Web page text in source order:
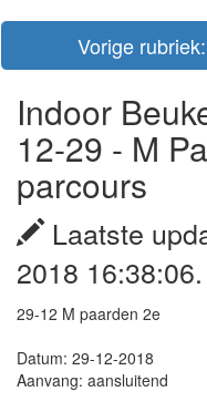
Vorige
Indoor
12-29 - M
parcours
Laatste
2018 16:38:06.
29-12 M paarden 2e
Datum: 29-12-2018
Aanvang: aansluitend